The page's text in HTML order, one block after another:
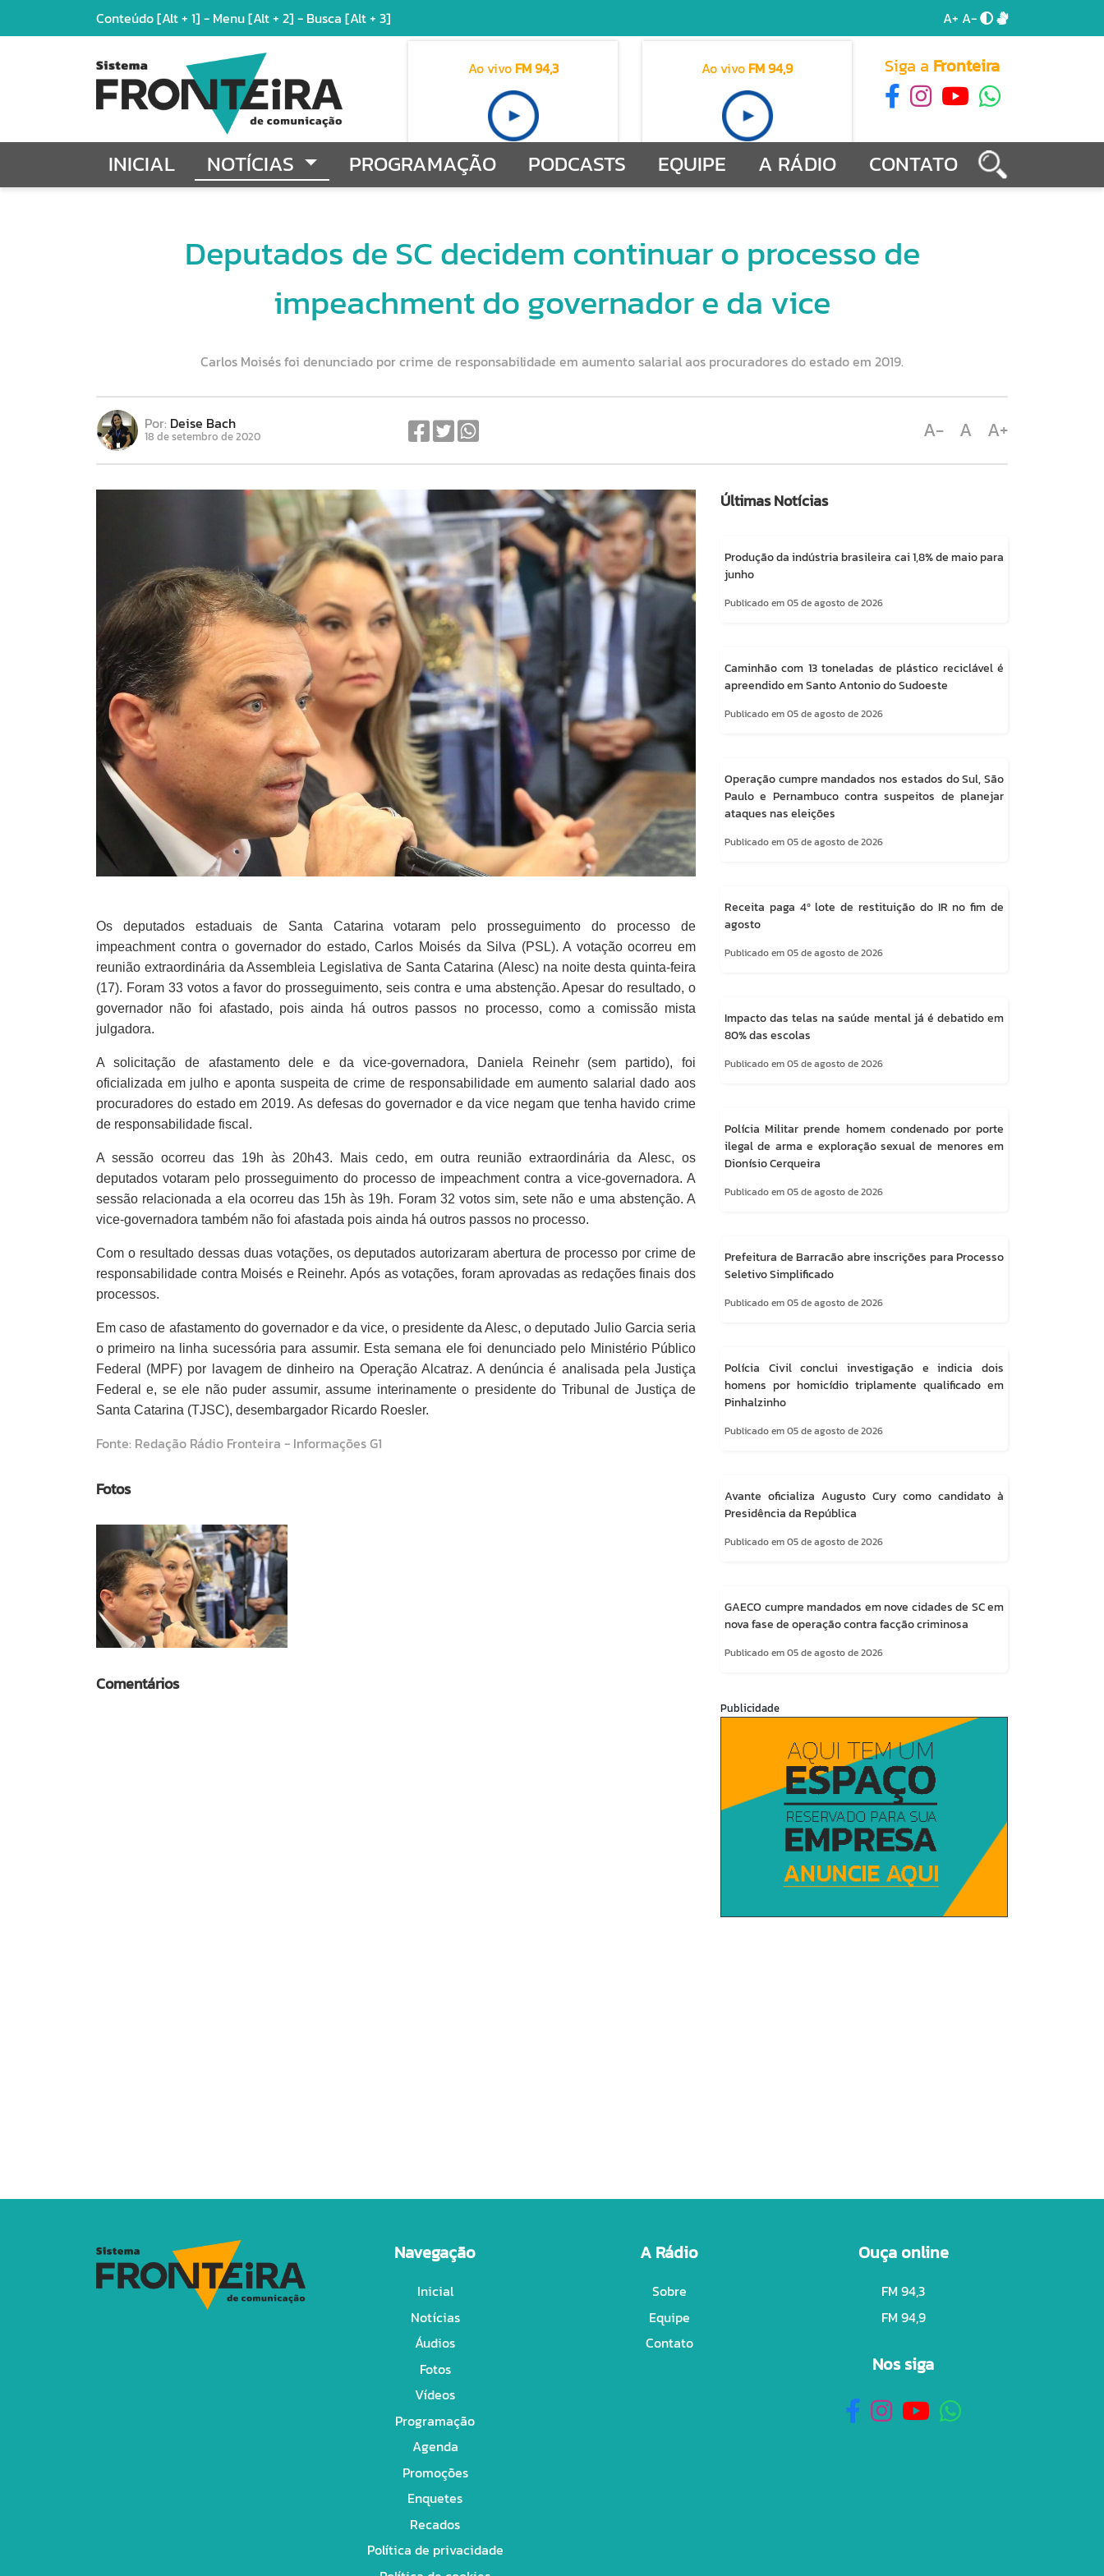
Conteúdo[Alt + 1] - Menu[Alt + 2] - Busca [Alt + 3] A+ A-
Ao vivo FM 94,3 Ao vivo FM 94,9 Siga a Fronteira
INICIAL NOTÍCIAS PROGRAMAÇÃO PODCASTS EQUIPE A RÁDIO CONTATO
Deputados de SC decidem continuar o processo de
impeachment do governador e da vice
Carlos Moisés foi denunciado por crime de responsabilidade em aumento salarial aos procuradores do estado em 2019.
Por: Deise Bach
18 de setembro de 2020 A- A A+
Os deputados estaduais de Santa Catarina votaram pelo prosseguimento do processo de
impeachment contra o governador do estado, Carlos Moisés da Silva (PSL). A votação ocorreu em
reunião extraordinária da Assembleia Legislativa de Santa Catarina (Alesc) na noite desta quinta-feira
(17). Foram 33 votos a favor do prosseguimento, seis contra e uma abstenção. Apesar do resultado, o
governador não foi afastado, pois ainda há outros passos no processo, como a comissão mista
julgadora.
A solicitação de afastamento dele e da vice-governadora, Daniela Reinehr (sem partido), foi
oficializada em julho e aponta suspeita de crime de responsabilidade em aumento salarial dado aos
procuradores do estado em 2019. As defesas do governador e da vice negam que tenha havido crime
de responsabilidade fiscal.
A sessão ocorreu das 19h às 20h43. Mais cedo, em outra reunião extraordinária da Alesc, os
deputados votaram pelo prosseguimento do processo de impeachment contra a vice-governadora. A
sessão relacionada a ela ocorreu das 15h às 19h. Foram 32 votos sim, sete não e uma abstenção. A
vice-governadora também não foi afastada pois ainda há outros passos no processo.
Com o resultado dessas duas votações, os deputados autorizaram abertura de processo por crime de
responsabilidade contra Moisés e Reinehr. Após as votações, foram aprovadas as redações finais dos
processos.
Em caso de afastamento do governador e da vice, o presidente da Alesc, o deputado Julio Garcia seria
o primeiro na linha sucessória para assumir. Esta semana ele foi denunciado pelo Ministério Público
Federal (MPF) por lavagem de dinheiro na Operação Alcatraz. A denúncia é analisada pela Justiça
Federal e, se ele não puder assumir, assume interinamente o presidente do Tribunal de Justiça de
Santa Catarina (TJSC), desembargador Ricardo Roesler.
Fonte: Redação Rádio Fronteira - Informações G1
Fotos
Comentários
Últimas Notícias
Produção da indústria brasileira cai 1,8% de maio para
junho
Publicado em 05 de agosto de 2026
Caminhão com 13 toneladas de plástico reciclável é
apreendido em Santo Antonio do Sudoeste
Publicado em 05 de agosto de 2026
Operação cumpre mandados nos estados do Sul, São
Paulo e Pernambuco contra suspeitos de planejar
ataques nas eleições
Publicado em 05 de agosto de 2026
Receita paga 4º lote de restituição do IR no fim de
agosto
Publicado em 05 de agosto de 2026
Impacto das telas na saúde mental já é debatido em
80% das escolas
Publicado em 05 de agosto de 2026
Polícia Militar prende homem condenado por porte
ilegal de arma e exploração sexual de menores em
Dionísio Cerqueira
Publicado em 05 de agosto de 2026
Prefeitura de Barracão abre inscrições para Processo
Seletivo Simplificado
Publicado em 05 de agosto de 2026
Polícia Civil conclui investigação e indicia dois
homens por homicídio triplamente qualificado em
Pinhalzinho
Publicado em 05 de agosto de 2026
Avante oficializa Augusto Cury como candidato à
Presidência da República
Publicado em 05 de agosto de 2026
GAECO cumpre mandados em nove cidades de SC em
nova fase de operação contra facção criminosa
Publicado em 05 de agosto de 2026
Publicidade
Navegação
Inicial
Notícias
Áudios
Fotos
Vídeos
Programação
Agenda
Promoções
Enquetes
Recados
Política de privacidade
A Rádio
Sobre
Equipe
Contato
Ouça online
FM 94,3
FM 94,9
Nos siga